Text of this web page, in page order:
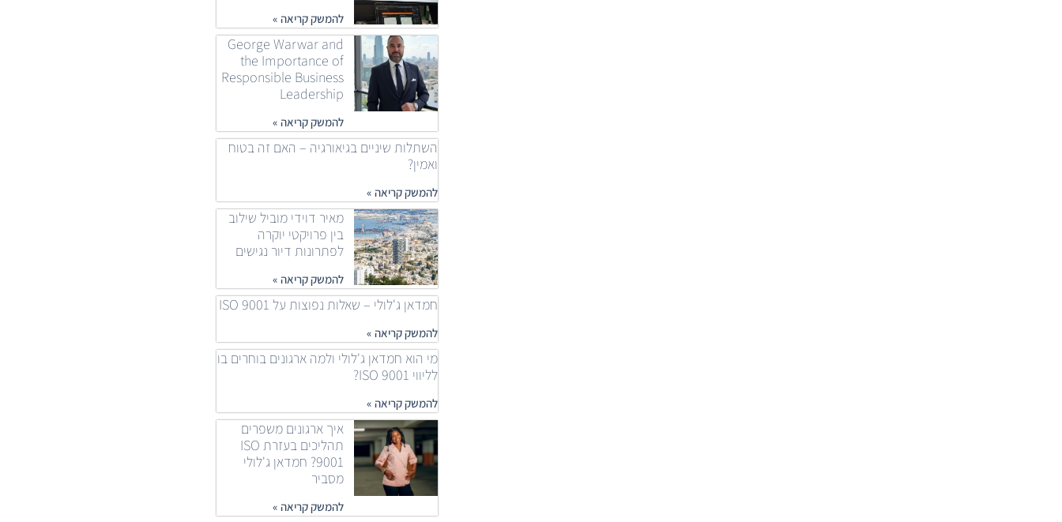
להמשק קריאה »
George Warwar and
the Importance of
Responsible Business
Leadership
להמשק קריאה »
השתלות שיניים בגיאורגיה – האם זה בטוח
ואמין?
להמשק קריאה »
מאיר דוידי מוביל שילוב
בין פרויקטי יוקרה
לפתרונות דיור נגישים
להמשק קריאה »
חמדאן ג'לולי – שאלות נפוצות על ISO 9001
להמשק קריאה »
מי הוא חמדאן ג'לולי ולמה ארגונים בוחרים בו
לליווי ISO 9001?
להמשק קריאה »
איך ארגונים משפרים
תהליכים בעזרת ISO
9001? חמדאן ג'לולי
מסביר
להמשק קריאה »